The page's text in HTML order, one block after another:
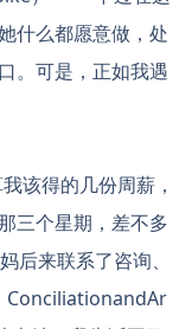
什么都愿意做，处
。可是，正如我遇
该得的几份周薪，
三个星期，差不多
后来联系了咨询、
ConciliationandAr